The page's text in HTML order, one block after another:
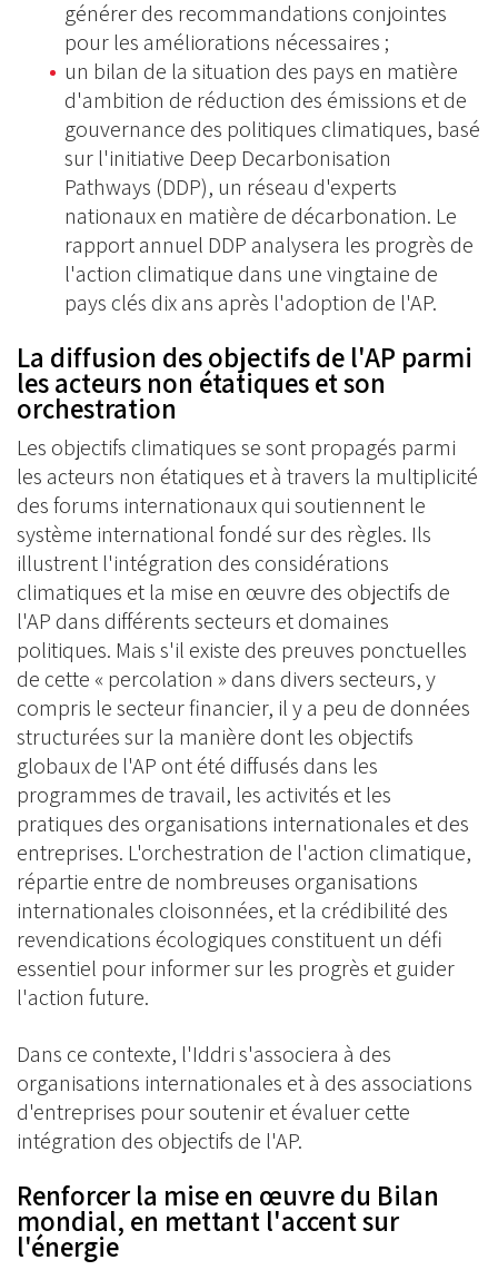
générer des recommandations conjointes
pour les améliorations nécessaires ;
un bilan de la situation des pays en matière
d'ambition de réduction des émissions et de
gouvernance des politiques climatiques, basé
sur l'initiative Deep Decarbonisation
Pathways (DDP), un réseau d'experts
nationaux en matière de décarbonation. Le
rapport annuel DDP analysera les progrès de
l'action climatique dans une vingtaine de
pays clés dix ans après l'adoption de l'AP.
La diffusion des objectifs de l'AP parmi
les acteurs non étatiques et son
orchestration
Les objectifs climatiques se sont propagés parmi
les acteurs non étatiques et à travers la multiplicité
des forums internationaux qui soutiennent le
système international fondé sur des règles. Ils
illustrent l'intégration des considérations
climatiques et la mise en œuvre des objectifs de
l'AP dans différents secteurs et domaines
politiques. Mais s'il existe des preuves ponctuelles
de cette « percolation » dans divers secteurs, y
compris le secteur financier, il y a peu de données
structurées sur la manière dont les objectifs
globaux de l'AP ont été diffusés dans les
programmes de travail, les activités et les
pratiques des organisations internationales et des
entreprises. L'orchestration de l'action climatique,
répartie entre de nombreuses organisations
internationales cloisonnées, et la crédibilité des
revendications écologiques constituent un défi
essentiel pour informer sur les progrès et guider
l'action future.
Dans ce contexte, l'Iddri s'associera à des
organisations internationales et à des associations
d'entreprises pour soutenir et évaluer cette
intégration des objectifs de l'AP.
Renforcer la mise en œuvre du Bilan
mondial, en mettant l'accent sur
l'énergie